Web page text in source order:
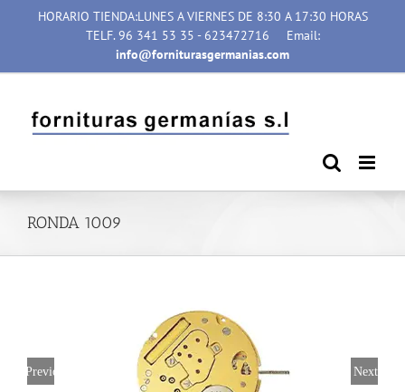
HORARIO TIENDA:LUNES A VIERNES DE 8:30 A 17:30 HORAS
TELF. 96 341 53 35 - 623472716
Email:
info@forniturasgermanias.com
RONDA 1009
Previous Next